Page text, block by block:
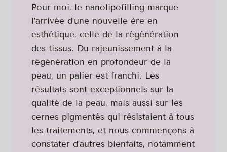
Pour moi, le nanolipofilling marque
l’arrivée d’une nouvelle ère en
esthétique, celle de la régénération
des tissus. Du rajeunissement à la
régénération en profondeur de la
peau, un palier est franchi. Les
résultats sont exceptionnels sur la
qualité de la peau, mais aussi sur les
cernes pigmentés qui résistaient à tous
les traitements, et nous commençons à
constater d’autres bienfaits, notamment